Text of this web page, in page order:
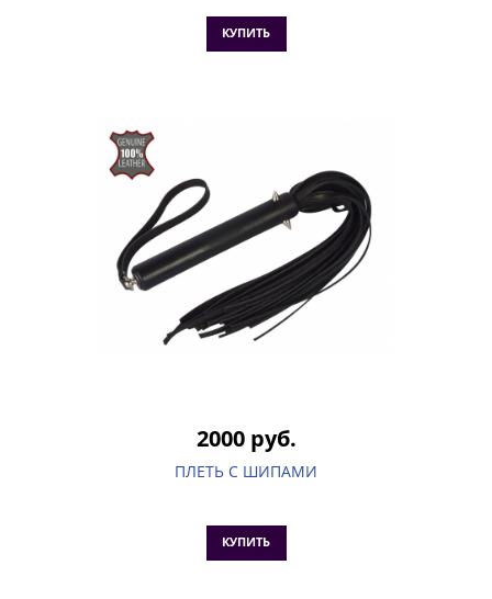
КУПИТЬ
2000 руб.
ПЛЕТЬ С ШИПАМИ
КУПИТЬ